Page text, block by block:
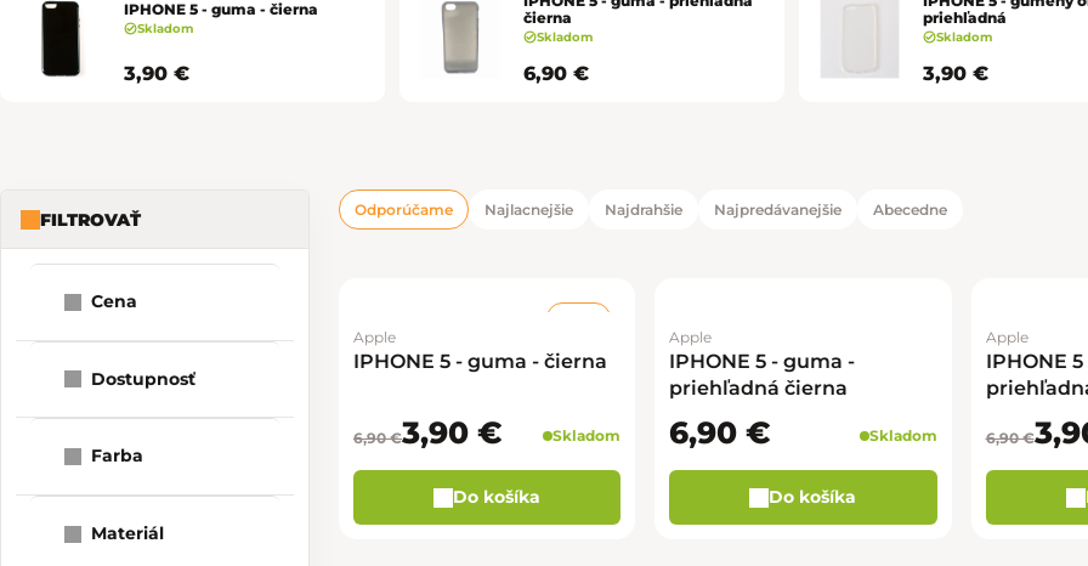
IPHONE 5 - guma - čierna
Skladom
3,90 €
čierna
Skladom
6,90 €
priehľadná
Skladom
3,90 €
Bočný panel
FILTROVAŤ
Cena
Dostupnosť
Farba
Materiál
Radenie produktov
Odporúčame Najlacnejšie Najdrahšie Najpredávanejšie Abecedne
Výpis produktov
Apple
IPHONE 5 - guma - čierna
6,90 €3,90 € Skladom
Do košíka
Apple
IPHONE 5 - guma -
priehľadná čierna
6,90 € Skladom
Do košíka
Apple
IPHONE
6,90 €